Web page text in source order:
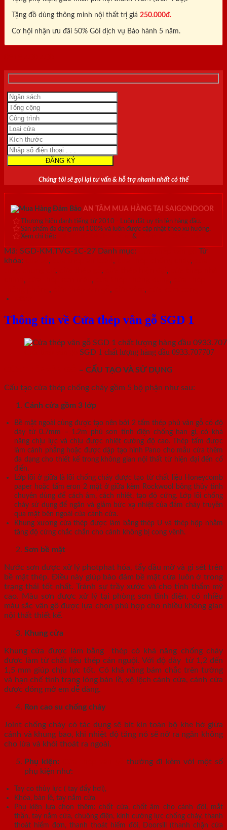
Tặng đồ dùng thông minh nội thất trị giá 250.000đ.
Cơ hội nhận ưu đãi 50% Gói dịch vụ Bảo hành 5 năm.
Chúng tôi sẽ gọi lại tư vấn & hỗ trợ nhanh nhất có thể
AN TÂM MUA HÀNG TẠI SAIGONDOOR
Thương hiệu danh tiếng từ 2010 - Luôn đặt uy tín lên hàng đầu.
Sản phẩm đa dạng mới 100% và luôn được cập nhật theo xu hướng.
Xem chi tiết:
&
Mã: SGD-KM.TVG-1C-27 Danh mục:
Từ
khóa:
, , ,
, , ,
, , ,
, , ,
Thông tin về Cửa thép vân gỗ SGD 1
SGD 1 chất lượng hàng đầu 0933.707707
– CẤU TẠO VÀ SỬ DỤNG
Cấu tạo cửa thép chống cháy gồm 5 bộ phận như sau:
Cánh cửa gồm 3 lớp
Bề mặt ngoài cùng được tạo nên bởi 2 tấm thép phủ vân gỗ có độ
dày từ 0.7mm – 1.2m phủ sơn tĩnh điện chống han gỉ, có khả
năng chịu lực và chịu được nhiệt cường độ cao. Thép tấm được
làm cánh phẳng hoặc được dập tạo hình Pano cho mẫu cửa thêm
đa dạng cho thiết kế trong không gian nội thất từ hiện đại đến cổ
điển.
Lớp lõi ở giữa là lõi chống cháy được tạo từ chất liệu Honeycomb
paper hoặc tấm eron 2 mặt ở giữa kèm Rockwool bông thủy tinh
chuyên dùng để cách âm, cách nhiệt, tạo độ cứng. Lớp lõi chống
cháy sử dụng để ngăn và giảm bức xạ nhiệt của đám cháy truyền
qua mặt bên ngoài của cánh cửa.
Khung xương cửa thép được làm bằng thép U và thép hộp nhằm
tăng độ cứng chắc chắn cho cánh không bị cong vênh.
Sơn bề mặt
Nước sơn được xử lý photphat hóa, tẩy dầu mỡ và gỉ sét trên
bề mặt thép. Điều này giúp bảo đảm bề mặt cửa luôn ở trong
trạng thái tốt nhất. Tránh sự trầy xước và cho tính thẩm mỹ
cao. Màu sơn được xử lý tại phòng sơn tĩnh điện, có nhiều
màu sắc vân gỗ được lựa chọn phù hợp cho nhiều không gian
nội thất thiết kế.
Khung cửa
Khung cửa được làm bằng thép có khả năng chống cháy
được làm từ chất liệu thép cán nguội. Với độ dày từ 1,2 đến
1,5 mm giúp chịu lực tốt. Có khả năng bám chắc trên tường
và hạn chế tình trạng lỏng bản lề, xệ lệch cánh cửa, cánh cửa
được đóng mở em dễ dàng.
Ron cao su chống cháy
Joint chống cháy có tác dụng sẽ bít kín toàn bộ khe hở giữa
cánh và khung bao, khi nhiệt độ tăng nó sẽ nở ra ngăn không
cho lửa và khói thoát ra ngoài.
Phụ kiện:
thường đi kèm với một số
phụ kiện như:
Tay co thủy lực ( tay đẩy hơi),
Khóa, bản lề, tay nắm cửa
Phụ kiện lựa chọn thêm: chốt cửa, chốt âm cho cánh đôi, mắt
thần, tay nắm cửa, chuông điện, kính cường lực chống cháy, thanh
thoát hiểm đơn, thanh thoát hiểm đôi, Doorsill (thanh chặn cửa